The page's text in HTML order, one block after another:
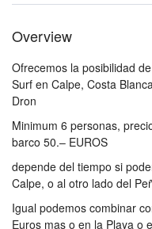
Overview
Ofrecemos la posibilidad
Surf en Calpe, Costa
Dron
Minimum 6 personas,
barco 50.– EUROS
depende del tiempo si
Calpe, o al otro lado del
Igual podemos combinar
Euros mas o en la Playa o